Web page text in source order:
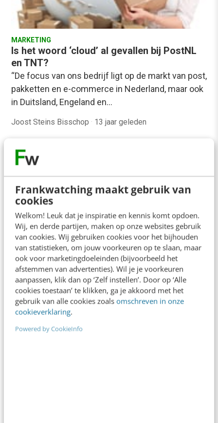
Frankwatching maakt gebruik van
cookies
Welkom! Leuk dat je inspiratie en kennis komt opdoen.
Wij, en derde partijen, maken op onze websites gebruik
van cookies. Wij gebruiken cookies voor het bijhouden
van statistieken, om jouw voorkeuren op te slaan, maar
ook voor marketingdoeleinden (bijvoorbeeld het
afstemmen van advertenties). Wil je je voorkeuren
aanpassen, klik dan op ‘Zelf instellen’. Door op ‘Alle
cookies toestaan’ te klikken, ga je akkoord met het
gebruik van alle cookies zoals omschreven in onze
cookieverklaring.
Powered by CookieInfo
MARKETING
Is het woord ‘cloud’ al gevallen bij PostNL
en TNT?
“De focus van ons bedrijf ligt op de markt van post,
pakketten en e-commerce in Nederland, maar ook
in Duitsland, Engeland en…
Joost Steins Bisschop · 13 jaar geleden
AI & TECH
Crowdfunding: oplossing voor dichte
deksel van banken?
Op 28 april 2009 begon Kickstarter met haar
verdeelwerk, alsof ze toen al wist hoe het oude
geldschip vast zou komen te…